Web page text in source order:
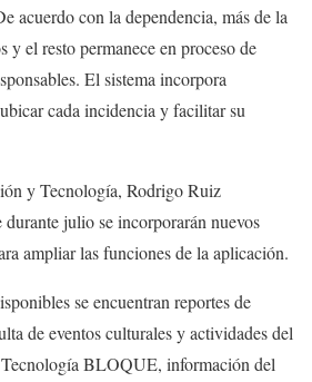
acuerdo con la dependencia, más de la
y el resto permanece en proceso de
El sistema incorpora
cada incidencia y facilitar su
y Tecnología, Rodrigo Ruiz
julio se incorporarán nuevos
ampliar las funciones de la aplicación.
se encuentran reportes de
de eventos culturales y actividades del
BLOQUE, información del